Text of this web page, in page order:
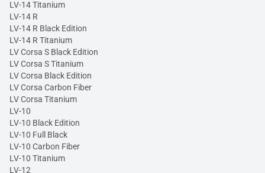
LV-14 Titanium
LV-14 R
LV-14 R Black Edition
LV-14 R Titanium
LV Corsa S Black Edition
LV Corsa S Titanium
LV Corsa Black Edition
LV Corsa Carbon Fiber
LV Corsa Titanium
LV-10
LV-10 Black Edition
LV-10 Full Black
LV-10 Carbon Fiber
LV-10 Titanium
LV-12